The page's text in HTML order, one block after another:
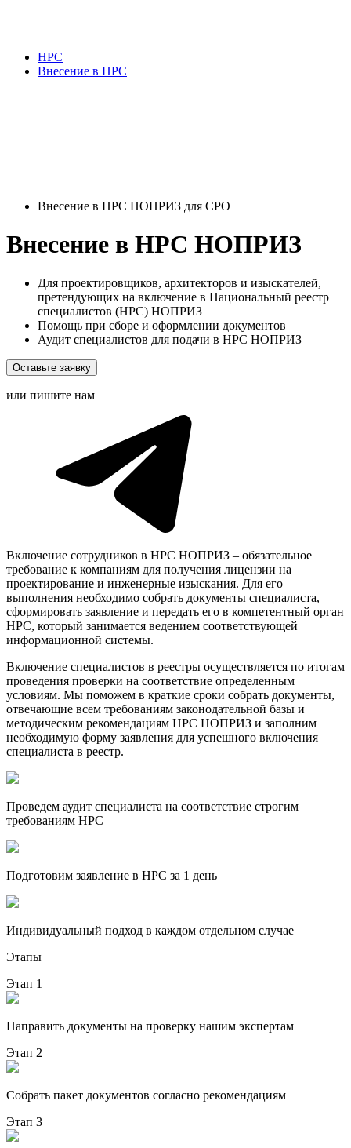
НРС
Внесение в НРС
Внесение в НРС НОПРИЗ для СРО
Внесение в НРС НОПРИЗ
Для проектировщиков, архитекторов и изыскателей,
претендующих на включение в Национальный реестр
специалистов (НРС) НОПРИЗ
Помощь при сборе и оформлении документов
Аудит специалистов для подачи в НРС НОПРИЗ
Оставьте заявку
или пишите нам
Включение сотрудников в НРС НОПРИЗ – обязательное
требование к компаниям для получения лицензии на
проектирование и инженерные изыскания. Для его
выполнения необходимо собрать документы специалиста,
сформировать заявление и передать его в компетентный орган
НРС, который занимается ведением соответствующей
информационной системы.
Включение специалистов в реестры осуществляется по итогам
проведения проверки на соответствие определенным
условиям. Мы поможем в краткие сроки собрать документы,
отвечающие всем требованиям законодательной базы и
методическим рекомендациям НРС НОПРИЗ и заполним
необходимую форму заявления для успешного включения
специалиста в реестр.
Проведем аудит специалиста на соответствие строгим
требованиям НРС
Подготовим заявление в НРС за 1 день
Индивидуальный подход в каждом отдельном случае
Этапы
Этап 1
Направить документы на проверку нашим экспертам
Этап 2
Собрать пакет документов согласно рекомендациям
Этап 3